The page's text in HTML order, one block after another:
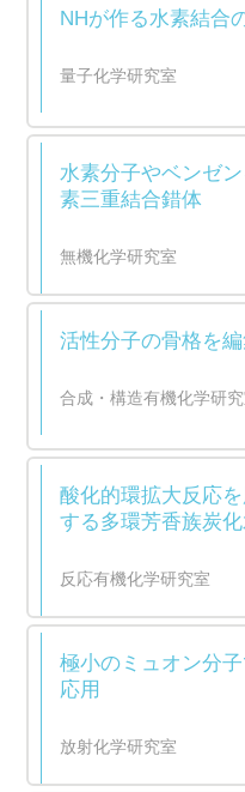
NHが作る水素結合
量子化学研究室
水素分子やベンゼ
素三重結合錯体
無機化学研究室
活性分子の骨格を
合成・構造有機化学研
酸化的環拡大反応
する多環芳香族炭
反応有機化学研究室
極小のミュオン分
応用
放射化学研究室